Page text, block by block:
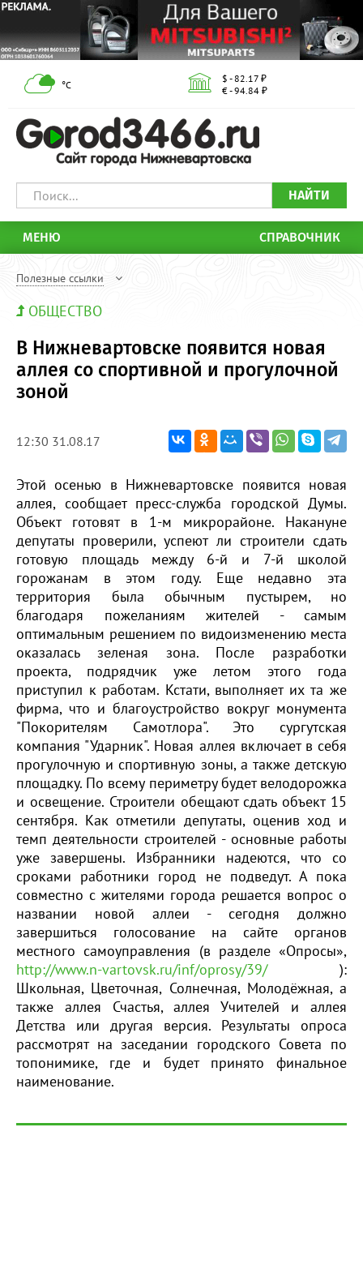
°С
$ - 82.17 ₽
€ - 94.84 ₽
НАЙТИ
МЕНЮ СПРАВОЧНИК
Полезные ссылки
ОБЩЕСТВО
В Нижневартовске появится новая
аллея со спортивной и прогулочной
зоной
12:30 31.08.17
Этой осенью в Нижневартовске появится новая
аллея, сообщает пресс-служба городской Думы.
Объект готовят в 1-м микрорайоне. Накануне
депутаты проверили, успеют ли строители сдать
готовую площадь между 6-й и 7-й школой
горожанам в этом году. Еще недавно эта
территория была обычным пустырем, но
благодаря пожеланиям жителей - самым
оптимальным решением по видоизменению места
оказалась зеленая зона. После разработки
проекта, подрядчик уже летом этого года
приступил к работам. Кстати, выполняет их та же
фирма, что и благоустройство вокруг монумента
"Покорителям Самотлора". Это сургутская
компания "Ударник". Новая аллея включает в себя
прогулочную и спортивную зоны, а также детскую
площадку. По всему периметру будет велодорожка
и освещение. Строители обещают сдать объект 15
сентября. Как отметили депутаты, оценив ход и
темп деятельности строителей - основные работы
уже завершены. Избранники надеются, что со
сроками работники город не подведут. А пока
совместно с жителями города решается вопрос о
названии новой аллеи - сегодня должно
завершиться голосование на сайте органов
местного самоуправления (в разделе «Опросы»,
http://www.n-vartovsk.ru/inf/oprosy/39/):
Школьная, Цветочная, Солнечная, Молодёжная, а
также аллея Счастья, аллея Учителей и аллея
Детства или другая версия. Результаты опроса
рассмотрят на заседании городского Совета по
топонимике, где и будет принято финальное
наименование.